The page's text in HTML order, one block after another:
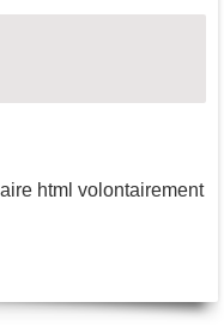
html volontairement